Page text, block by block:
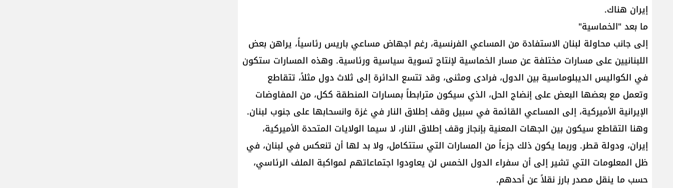
إيران هناك.
ما بعد "الخماسية"
إلى جانب محاولة لبنان الاستفادة من المساعي الفرنسية، رغم اجهاض مساعي باريس رئاسياً، يراهن بعض
اللبنانيين على مسارات مختلفة عن مسار الخماسية لإنتاج تسوية سياسية ورئاسية. وهذه المسارات ستكون
في الكواليس الديبلوماسية بين الدول، فرادى ومثنى، وقد تتسع الدائرة إلى ثلاث دول مثلاً، تتقاطع
وتعمل مع بعضها البعض على إنضاج الحل، الذي سيكون مترابطاً بمسارات المنطقة ككل، من المفاوضات
الإيرانية الأميركية، إلى المساعي القائمة في سبيل وقف إطلاق النار في غزة وانسحابها على جنوب لبنان.
وهنا التقاطع سيكون بين الجهات المعنية بإنجاز وقف إطلاق النار، لا سيما الولايات المتحدة الأميركية،
إيران، ودولة قطر. وربما يكون ذلك جزءاً من المسارات التي ستتكامل، ولا بد لها أن تنعكس في لبنان، في
ظل المعلومات التي تشير إلى أن سفراء الدول الخمس لن يعاودوا اجتماعاتهم لمواكبة الملف الرئاسي،
حسب ما ينقل مصدر بارز نقلاً عن أحدهم.